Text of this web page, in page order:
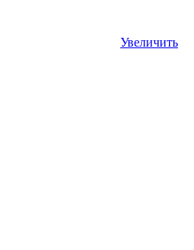
Увеличить